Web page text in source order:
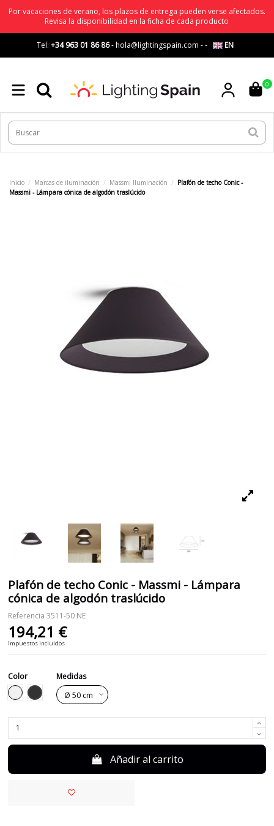
Por vacaciones de verano, los plazos de entrega pueden verse afectados.
Revisa la disponibilidad en la ficha de cada producto
Tel: +34 963 01 86 86-hola@lightingspain.com -- EN
0
Inicio Marcas de iluminación Massmi Iluminación
Plafón de techo Conic -
Massmi - Lámpara cónica de algodón traslúcido
Plafón de techo Conic - Massmi - Lámpara
cónica de algodón traslúcido
Referencia 3511-50 NE
194,21 €
Impuestos incluidos
Color
Blanco Negro
Medidas
Añadir al carrito